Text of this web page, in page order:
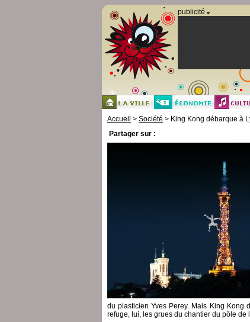
publicité
Accueil > Société > King Kong débarque à
Partager sur :
du plasticien Yves Perey. Mais King Kong
refuge, lui, les grues du chantier du pôle de
Panneau de gestion des cookies